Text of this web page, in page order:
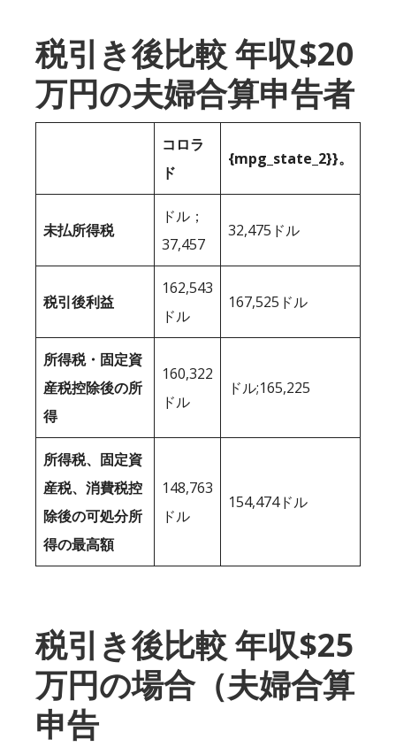
税引き後比較 年収$20
万円の夫婦合算申告者
コロラ
ド
{mpg_state_2}}。
未払所得税
ドル；
37,457
32,475ドル
税引後利益
162,543
ドル
167,525ドル
所得税・固定資
産税控除後の所
得
160,322
ドル
ドル;165,225
所得税、固定資
産税、消費税控
除後の可処分所
得の最高額
148,763
ドル
154,474ドル
税引き後比較 年収$25
万円の場合（夫婦合算
申告